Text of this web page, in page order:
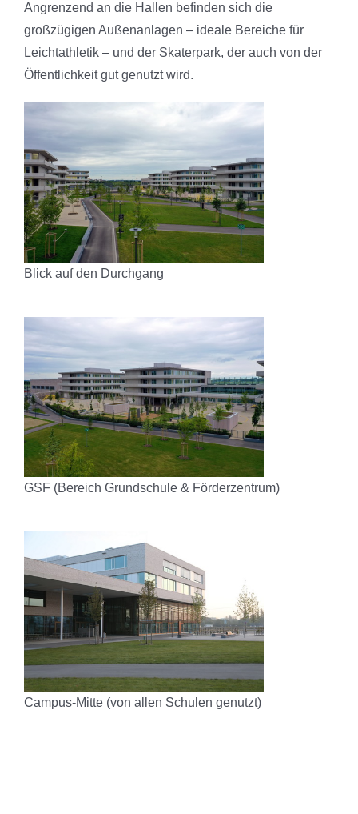
Angrenzend an die Hallen befinden sich die
großzügigen Außenanlagen – ideale Bereiche für
Leichtathletik – und der Skaterpark, der auch von der
Öffentlichkeit gut genutzt wird.
Blick auf den Durchgang
GSF (Bereich Grundschule & Förderzentrum)
Campus-Mitte (von allen Schulen genutzt)